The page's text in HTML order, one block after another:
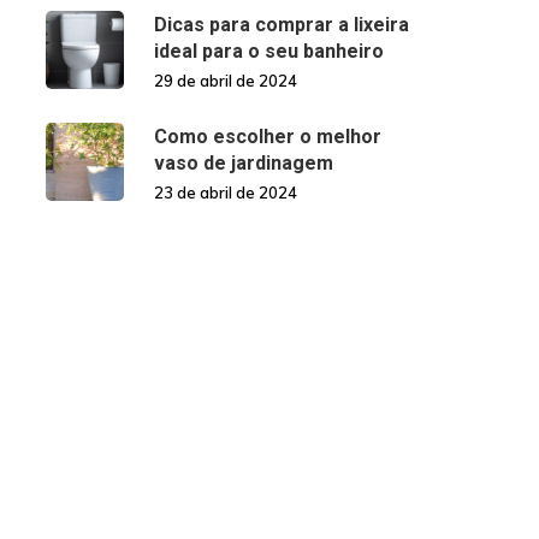
Dicas para comprar a lixeira
ideal para o seu banheiro
29 de abril de 2024
Como escolher o melhor
vaso de jardinagem
23 de abril de 2024